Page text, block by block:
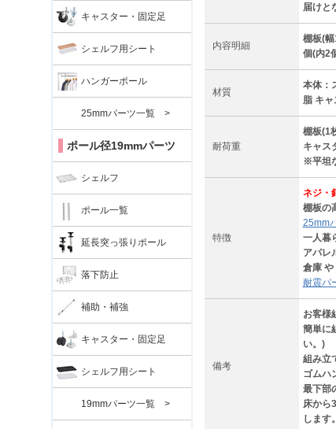
キャスター・固定足
シェルフ用シート
ハンガーポール
25mmパーツ一覧 >
ポール径19mmパーツ
シェルフ
ポール一覧
延長突っ張りポール
落下防止
補助・補強
キャスター・固定足
シェルフ用シート
19mmパーツ一覧 >
届けと
内容明細
棚板(
個(内2
材質
本体：
脂 キ
耐荷重
棚板(1
キャス
※平坦
特徴
ネジ・
棚板の
25mm
一人暮
アパレ
倉庫 や
耐震パ
備考
お客様
簡単に
い。)
組み立
ゴムハ
最下部
床から
します。